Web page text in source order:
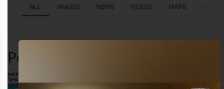
Popular en LVI
Cómo duele